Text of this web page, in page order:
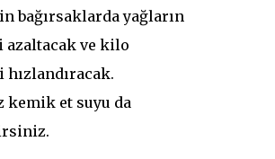
bağırsaklarda yağların
azaltacak ve kilo
kemik et suyu da